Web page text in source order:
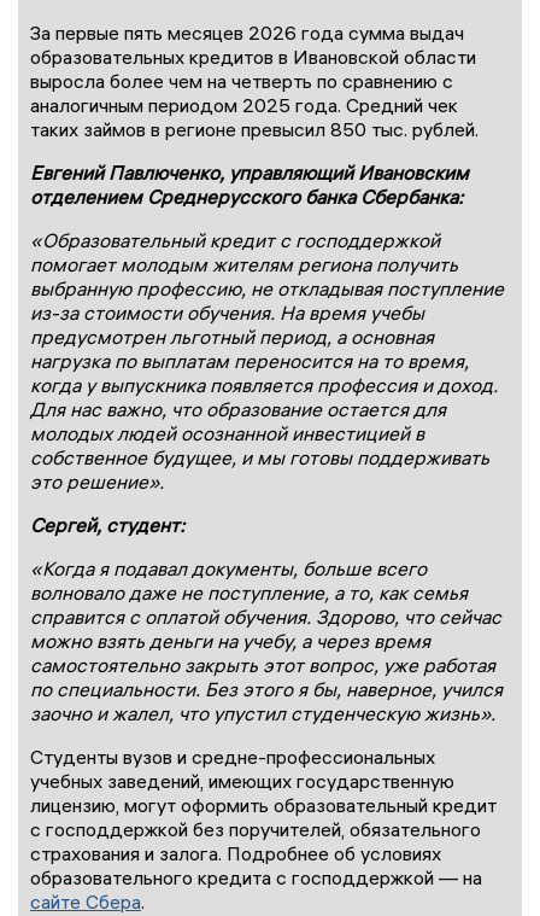
За первые пять месяцев 2026 года сумма выдач
образовательных кредитов в Ивановской области
выросла более чем на четверть по сравнению с
аналогичным периодом 2025 года. Средний чек
таких займов в регионе превысил 850 тыс. рублей.
Евгений Павлюченко, управляющий Ивановским
отделением Среднерусского банка Сбербанка:
«Образовательный кредит с господдержкой
помогает молодым жителям региона получить
выбранную профессию, не откладывая поступление
из-за стоимости обучения. На время учебы
предусмотрен льготный период, а основная
нагрузка по выплатам переносится на то время,
когда у выпускника появляется профессия и доход.
Для нас важно, что образование остается для
молодых людей осознанной инвестицией в
собственное будущее, и мы готовы поддерживать
это решение».
Сергей, студент:
«Когда я подавал документы, больше всего
волновало даже не поступление, а то, как семья
справится с оплатой обучения. Здорово, что сейчас
можно взять деньги на учебу, а через время
самостоятельно закрыть этот вопрос, уже работая
по специальности. Без этого я бы, наверное, учился
заочно и жалел, что упустил студенческую жизнь».
Студенты вузов и средне-профессиональных
учебных заведений, имеющих государственную
лицензию, могут оформить образовательный кредит
с господдержкой без поручителей, обязательного
страхования и залога. Подробнее об условиях
образовательного кредита с господдержкой — на
сайте Сбера.